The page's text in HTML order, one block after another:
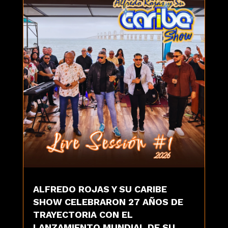
ALFREDO ROJAS Y SU CARIBE
SHOW CELEBRARON 27 AÑOS DE
TRAYECTORIA CON EL